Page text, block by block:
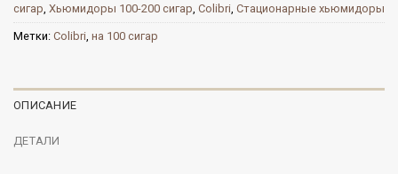
сигар Хьюмидоры 100-200 сигар Colibri Стационарные хьюмидоры
Метки: Colibri на 100 сигар
ОПИСАНИЕ
ДЕТАЛИ